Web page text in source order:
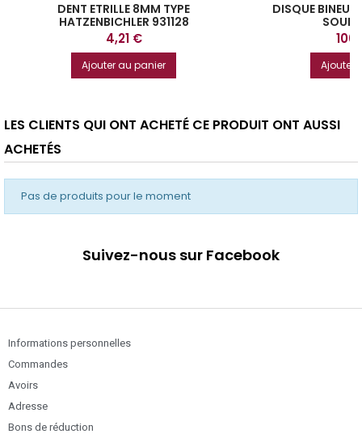
DENT ETRILLE 8MM TYPE
HATZENBICHLER 931128
Prix
4,21 €
Ajouter au panier
DISQUE
Prix
Ajouter
LES CLIENTS QUI ONT ACHETÉ CE PRODUIT ONT AUSSI
ACHETÉS
Pas de produits pour le moment
Suivez-nous sur Facebook
Informations personnelles
Commandes
Avoirs
Adresse
Bons de réduction